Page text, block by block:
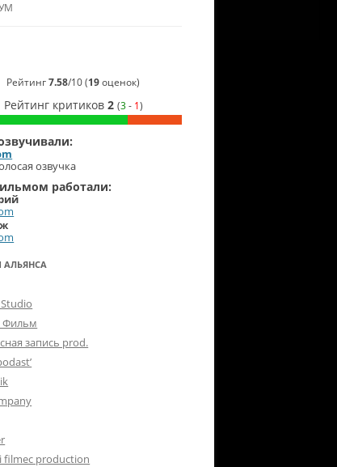
Рейтинг7.58/10(19оценок)
Рейтинг критиков 2 (3- 1)
озвучка
работали:
АЛЬЯНСА
Фильм
запись prod.
filmec production